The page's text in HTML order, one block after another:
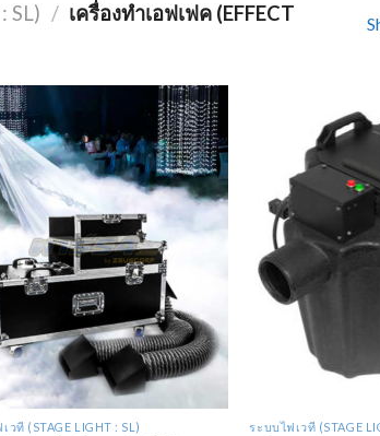
SL) / เครื่องทำเอฟเฟค (EFFECT
วที (STAGE LIGHT : SL) ระบบไฟเวที (STAGE